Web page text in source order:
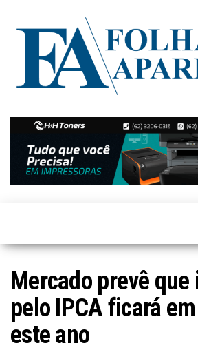
Folha
Notícias
de
Aparecida
de
Goiânia
Mercado prevê
pelo IPCA ficará
este ano